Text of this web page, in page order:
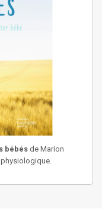
bébésde Marion